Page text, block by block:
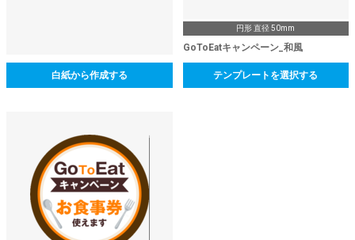
白紙から作成する
円形 直径 50mm
GoToEatキャンペーン_和風
テンプレートを選択する